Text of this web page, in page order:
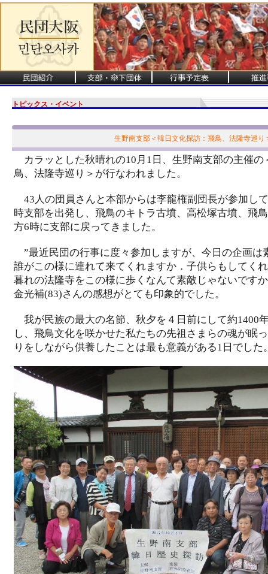
トピックス・イベント
生野南支部＜韓日文化探訪：飛鳥、法隆寺巡り
カラッとした秋晴れの10月1日、生野南支部の主催の
鳥、法隆寺巡り＞が行なわれました。
43人の団員さんと本部からは李龍権副団長が参加し
時支部を出発し、飛鳥のキトラ古墳、高松塚古墳、飛
方6時に支部に戻ってきました。
”最近民団の行事に度々参加しますが、今日の企画は
誰がこの様に連れて来てくれますか．子供らもしてく
暮れの法隆寺をこの様に歩くなんて素敵じゃないです
金光補(83)さんの感想がとても印象的でした。
我が民族の最大の名節、秋夕を４日前にして約1400
し、飛鳥文化を咲かせた私たちの先祖さまらの魂が眠
りをしながら供養したことは最も意義がある1日でした